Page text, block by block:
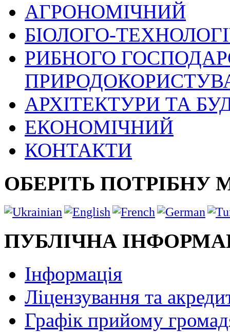
АГРОНОМІЧНИЙ
БІОЛОГО-
РИБНОГО
АРХІТЕКТУРИ ТА
ЕКОНОМІЧНИЙ
КОНТАКТИ
ОБЕРІТЬ ПОТРІБНУ
ПУБЛІЧНА
Інформація
Ліцензування та
Графік прийому